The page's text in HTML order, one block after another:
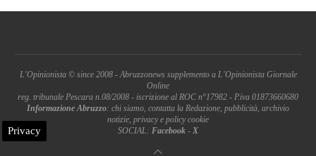
L'Opinionista © since 2008 - Abruzzonews supplemento a L'Opinionista Giornale
Online
reg. tribunale Pescara n.08/2008 - iscrizione al ROC n°17982 - P.iva 01873660680
Informazione Abruzzo: chi siamo, contatta la Redazione, pubblicità, archivio
notizie, privacy e policy cookie
SOCIAL: Facebook - X
Privacy